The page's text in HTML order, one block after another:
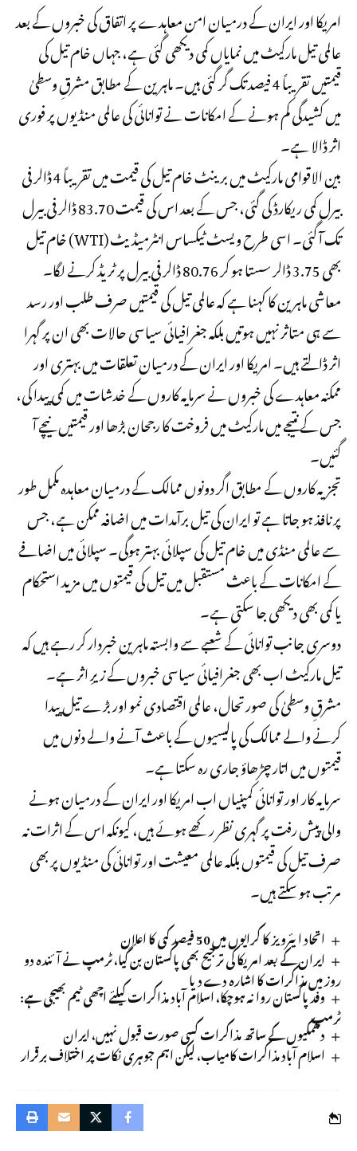
امریکا اورایرانکے درمیان امن معاہدے پر اتفاق کی خبروں کے بعد
عالمی تیل مارکیٹ میں نمایاں کمی دیکھی گئی ہے، جہاں خام تیل کی
قیمتیں تقریباً 4 فیصد تک گر گئی ہیں۔ ماہرین کے مطابق مشرقِ وسطیٰ
میں کشیدگی کم ہونے کے امکانات نے توانائی کی عالمی منڈیوں پر فوری
اثر ڈالا ہے۔
بین الاقوامی مارکیٹ میںبرینٹ خام تیل
کی قیمت میں تقریباً 4 ڈالر فی
بیرل کمی ریکارڈ کی گئی، جس کے بعد اس کی قیمت 83.70 ڈالر فی بیرل
تک آ گئی۔ اسی طرحویسٹ ٹیکساس انٹرمیڈیٹ (WTI)
خام تیل
بھی 3.75 ڈالر سستا ہو کر 80.76 ڈالر فی بیرل پر ٹریڈ کرنے لگا۔
معاشی ماہرین کا کہنا ہے کہ عالمی تیل کی قیمتیں صرف طلب اور رسد
سے ہی متاثر نہیں ہوتیں بلکہ جغرافیائی سیاسی حالات بھی ان پر گہرا
اثر ڈالتے ہیں۔ امریکا اور ایران کے درمیان تعلقات میں بہتری اور
ممکنہ معاہدے کی خبروں نے سرمایہ کاروں کے خدشات میں کمی پیدا کی،
جس کے نتیجے میں مارکیٹ میں فروخت کا رجحان بڑھا اور قیمتیں نیچے آ
گئیں۔
تجزیہ کاروں کے مطابق اگر دونوں ممالک کے درمیان معاہدہ مکمل طور
پر نافذ ہو جاتا ہے تو ایران کی تیل برآمدات میں اضافہ ممکن ہے، جس
سے عالمی منڈی میں خام تیل کی سپلائی بہتر ہوگی۔ سپلائی میں اضافے
کے امکانات کے باعث مستقبل میں تیل کی قیمتوں میں مزید استحکام
یا کمی بھی دیکھی جا سکتی ہے۔
دوسری جانب توانائی کے شعبے سے وابستہ ماہرین خبردار کر رہے ہیں کہ
تیل مارکیٹ اب بھی جغرافیائی سیاسی خبروں کے زیرِ اثر ہے۔
مشرقِ وسطیٰ کی صورتحال، عالمی اقتصادی نمو اور بڑے تیل پیدا
کرنے والے ممالک کی پالیسیوں کے باعث آنے والے دنوں میں
قیمتوں میں اتار چڑھاؤ جاری رہ سکتا ہے۔
سرمایہ کار اور توانائی کمپنیاں اب امریکا اور ایران کے درمیان ہونے
والی پیش رفت پر گہری نظر رکھے ہوئے ہیں، کیونکہ اس کے اثرات نہ
صرف تیل کی قیمتوں بلکہ عالمی معیشت اور توانائی کی منڈیوں پر بھی
مرتب ہو سکتے ہیں۔
اتحاد ایئرویز کا کرایوں میں 50 فیصد کمی کا اعلان
ایران کے بعد امریکا کی ترجیح بھی پاکستان بن گیا، ٹرمپ نے آئندہ دو
روز میں مذاکرات کا اشارہ دے دیا
وفد پاکستان روانہ ہوچکا، اسلام آباد مذاکرات کیلئے اچھی ٹیم بھیجی ہے:
ٹرمپ
دھمکیوں کے ساتھ مذاکرات کسی صورت قبول نہیں، ایران
اسلام آباد مذاکرات کامیاب، لیکن اہم جوہری نکات پر اختلاف برقرار